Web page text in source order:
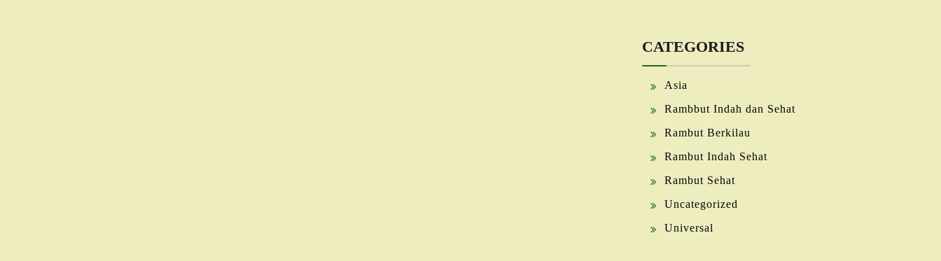
CATEGORIES
Asia
Rambbut Indah dan Sehat
Rambut Berkilau
Rambut Indah Sehat
Rambut Sehat
Uncategorized
Universal